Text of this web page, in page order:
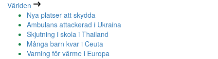
Världen
Nya platser att skydda
Ambulans attackerad i Ukraina
Skjutning i skola i Thailand
Många barn kvar i Ceuta
Varning för värme i Europa